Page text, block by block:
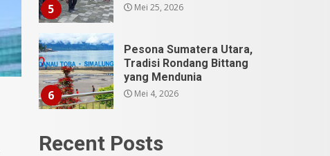
6 Mei 4, 2026
7
SUCI Season 11: Finalis
Stand Up Comedy
KompasTV
April 23, 2026
Sumatera Utara Bukan
Recent Posts